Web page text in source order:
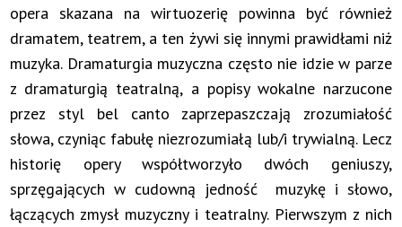
opera skazana na wirtuozerię powinna być również
dramatem, teatrem, a ten żywi się innymi prawidłami niż
muzyka. Dramaturgia muzyczna często nie idzie w parze
z dramaturgią teatralną, a popisy wokalne narzucone
przez styl bel canto zaprzepaszczają zrozumiałość
słowa, czyniąc fabułę niezrozumiałą lub/i trywialną. Lecz
historię opery współtworzyło dwóch geniuszy,
sprzęgających w cudowną jedność muzykę i słowo,
łączących zmysł muzyczny i teatralny. Pierwszym z nich